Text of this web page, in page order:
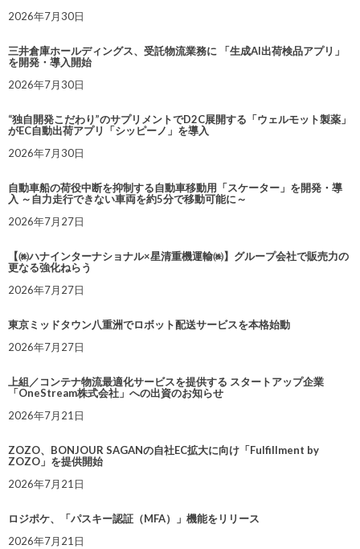
2026年7月30日
三井倉庫ホールディングス、受託物流業務に 「生成AI出荷検品アプリ」
を開発・導入開始
2026年7月30日
“独自開発こだわり”のサプリメントでD2C展開する「ウェルモット製薬」
がEC自動出荷アプリ「シッピーノ」を導入
2026年7月30日
自動車船の荷役中断を抑制する自動車移動用「スケーター」を開発・導
入 ～自力走行できない車両を約5分で移動可能に～
2026年7月27日
【㈱ハナインターナショナル×星清重機運輸㈱】グループ会社で販売力の
更なる強化ねらう
2026年7月27日
東京ミッドタウン八重洲でロボット配送サービスを本格始動
2026年7月27日
上組／コンテナ物流最適化サービスを提供する スタートアップ企業
「OneStream株式会社」への出資のお知らせ
2026年7月21日
ZOZO、BONJOUR SAGANの自社EC拡大に向け「Fulfillment by
ZOZO」を提供開始
2026年7月21日
ロジポケ、「パスキー認証（MFA）」機能をリリース
2026年7月21日